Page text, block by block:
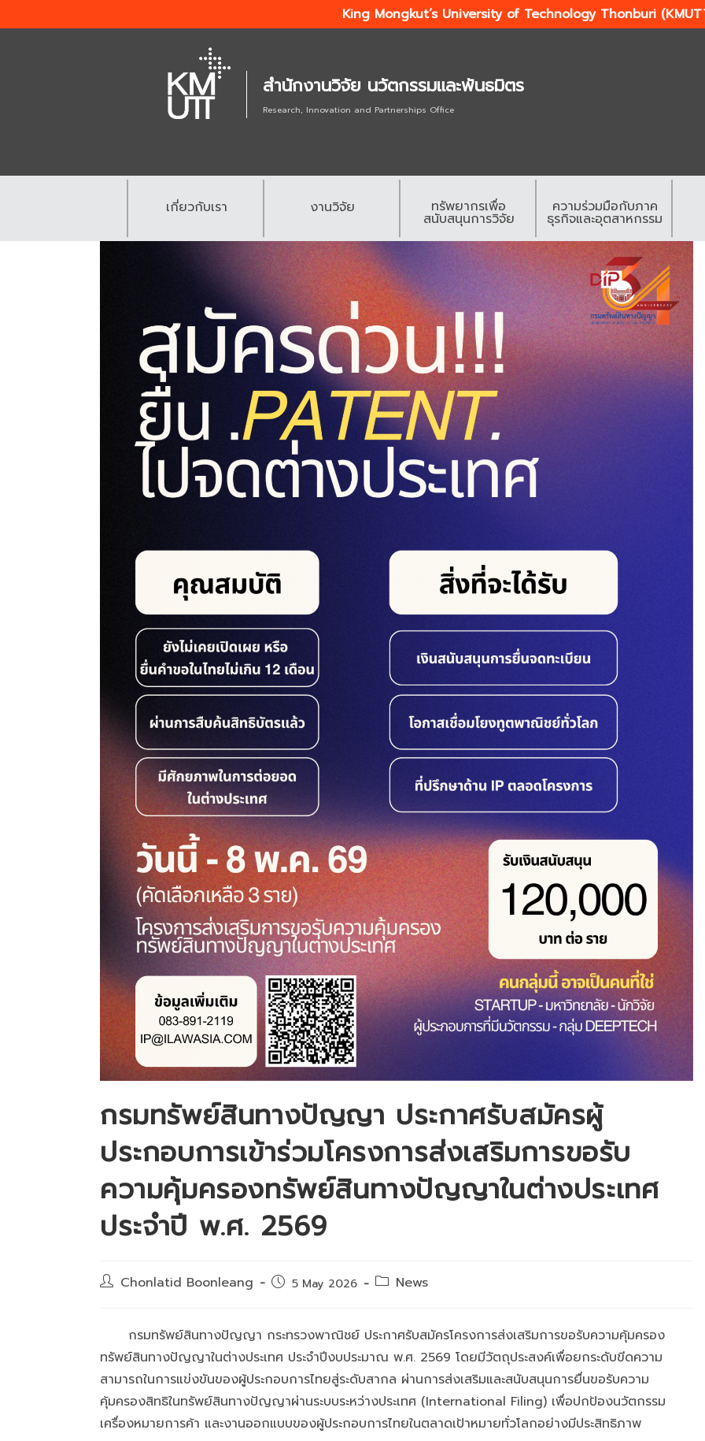
King Mongkut’s University of Technology Thonburi
สำนักงานวิจัย นวัตกรรมและพันธมิตร
Research, Innovation and Partnerships Office
เกี่ยวกับเรา
งานวิจัย
ทรัพยากรเพื่อ
สนับสนุนการวิจัย
ความร่วมมือกับภาค
ธุรกิจและอุตสาหกรรม
กรมทรัพย์สินทางปัญญา ประกาศรับสมัครผู้
ประกอบการเข้าร่วมโครงการส่งเสริมการขอรับ
ความคุ้มครองทรัพย์สินทางปัญญาในต่างประเทศ
ประจำปี พ.ศ. 2569
PostChonlatid Boonleang
Post5 May 2026
PostNews
กรมทรัพย์สินทางปัญญา กระทรวงพาณิชย์ ประกาศรับสมัครโครงการส่งเสริมการขอรับความคุ้มครอง
ทรัพย์สินทางปัญญาในต่างประเทศ ประจำปีงบประมาณ พ.ศ. 2569 โดยมีวัตถุประสงค์เพื่อยกระดับขีดความ
สามารถในการแข่งขันของผู้ประกอบการไทยสู่ระดับสากล ผ่านการส่งเสริมและสนับสนุนการยื่นขอรับความ
คุ้มครองสิทธิในทรัพย์สินทางปัญญาผ่านระบบระหว่างประเทศ (International Filing) เพื่อปกป้องนวัตกรรม
เครื่องหมายการค้า และงานออกแบบของผู้ประกอบการไทยในตลาดเป้าหมายทั่วโลกอย่างมีประสิทธิภาพ